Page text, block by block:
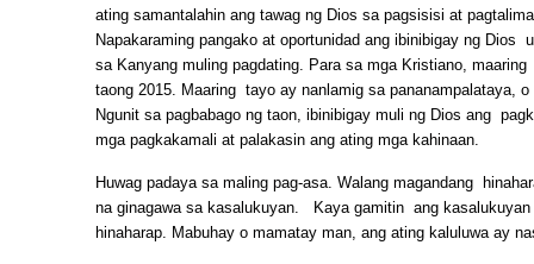
ating samantalahin ang tawag ng Dios sa pagsisisi at
Napakaraming pangako at oportunidad ang ibinibigay ng Dios
sa Kanyang muling pagdating. Para sa mga Kristiano,
taong 2015. Maaring tayo ay nanlamig sa pananampalataya, o
Ngunit sa pagbabago ng taon, ibinibigay muli ng Dios ang
mga pagkakamali at palakasin ang ating mga kahinaan.
Huwag padaya sa maling pag-asa. Walang magandang
na ginagawa sa kasalukuyan. Kaya gamitin ang
hinaharap. Mabuhay o mamatay man, ang ating kaluluwa ay